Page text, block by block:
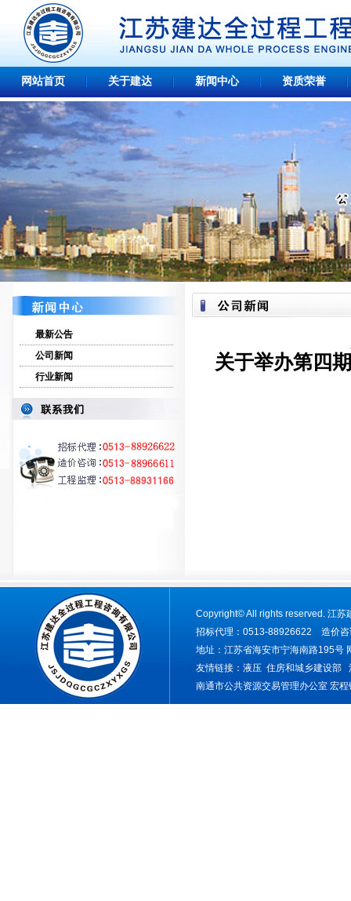
网站首页 关于建达 新闻中心 资质荣誉
最新公告
公司新闻
行业新闻
关于举办第四
Copyright©All rights reserved. 江
招标代理：0513-88926622 造价
地址：江苏省海安市宁海南路195
友情链接： 液压 住房和城乡建设部
南通市公共资源交易管理办公室 宏程